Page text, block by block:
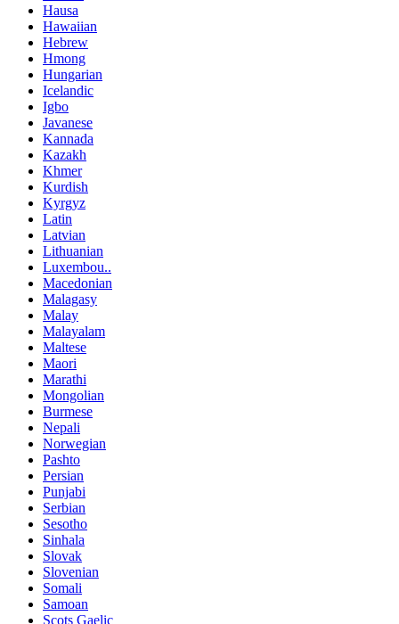
Hausa
Hawaiian
Hebrew
Hmong
Hungarian
Icelandic
Igbo
Javanese
Kannada
Kazakh
Khmer
Kurdish
Kyrgyz
Latin
Latvian
Lithuanian
Luxembou..
Macedonian
Malagasy
Malay
Malayalam
Maltese
Maori
Marathi
Mongolian
Burmese
Nepali
Norwegian
Pashto
Persian
Punjabi
Serbian
Sesotho
Sinhala
Slovak
Slovenian
Somali
Samoan
Scots Gaelic